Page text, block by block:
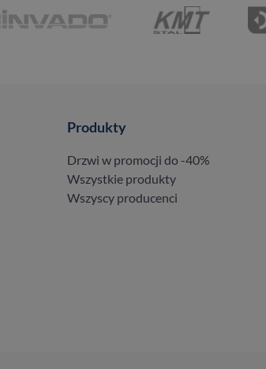
Produkty
Drzwi w promocji do -40%
Wszystkie produkty
Wszyscy producenci